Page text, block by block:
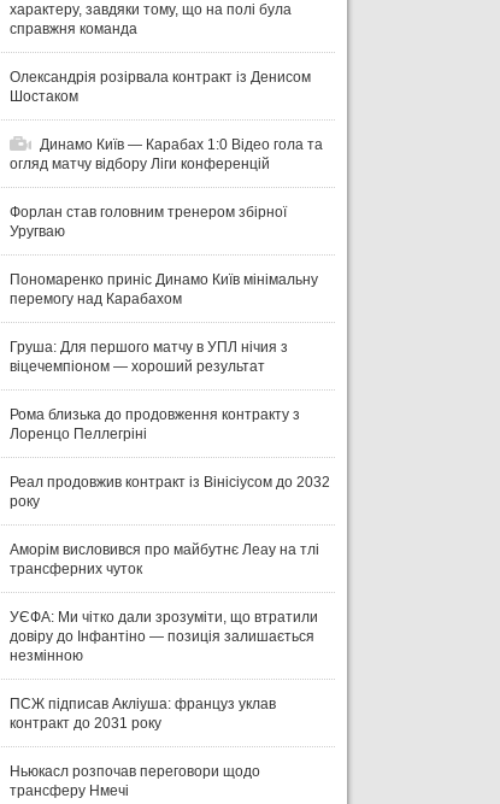
характеру, завдяки тому, що на полі була
справжня команда
Олександрія розірвала контракт із Денисом
Шостаком
Динамо Київ — Карабах 1:0 Відео гола та
огляд матчу відбору Ліги конференцій
Форлан став головним тренером збірної
Уругваю
Пономаренко приніс Динамо Київ мінімальну
перемогу над Карабахом
Груша: Для першого матчу в УПЛ нічия з
віцечемпіоном — хороший результат
Рома близька до продовження контракту з
Лоренцо Пеллегріні
Реал продовжив контракт із Вінісіусом до 2032
року
Аморім висловився про майбутнє Леау на тлі
трансферних чуток
УЄФА: Ми чітко дали зрозуміти, що втратили
довіру до Інфантіно — позиція залишається
незмінною
ПСЖ підписав Акліуша: француз уклав
контракт до 2031 року
Ньюкасл розпочав переговори щодо
трансферу Нмечі